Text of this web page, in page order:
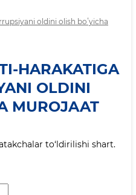
oldini olish boʻyicha
HARAKATIGA
OLDINI
MUROJAAT
to‘ldirilishi shart.